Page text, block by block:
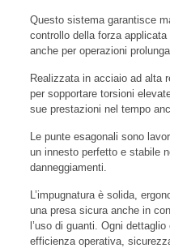
Questo sistema garantisce
controllo della forza applicata
anche per operazioni
Realizzata in acciaio ad alta
per sopportare torsioni
sue prestazioni nel tempo
Le punte esagonali sono
un innesto perfetto e stabile
danneggiamenti.
L’impugnatura è solida,
una presa sicura anche in
l’uso di guanti. Ogni
efficienza operativa,